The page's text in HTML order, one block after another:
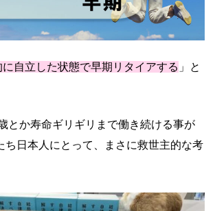
に自立した状態で早期リタイアする 」と
とか寿命ギリギリまで働き続ける事が
ち日本人にとって、まさに救世主的な考